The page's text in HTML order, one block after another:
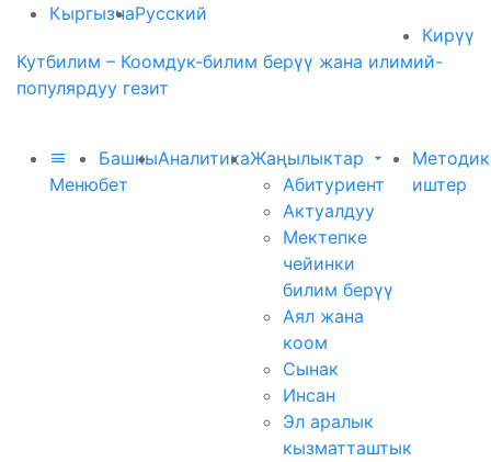
КыргызчаРусский
Кирүү
Кутбилим – Коомдук-билим берүү жана илимий-
популярдуу гезит
Меню
Башкы
бет
АналитикаЖаңылыктар
Абитуриент
Актуалдуу
Мектепке
чейинки
билим берүү
Аял жана
коом
Сынак
Инсан
Эл аралык
кызматташтык
иштер